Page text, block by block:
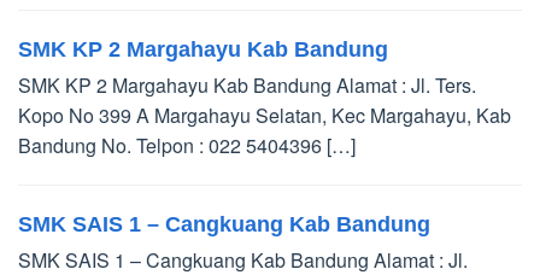
SMK KP 2 Margahayu Kab Bandung
SMK KP 2 Margahayu Kab Bandung Alamat : Jl. Ters.
Kopo No 399 A Margahayu Selatan, Kec Margahayu, Kab
Bandung No. Telpon : 022 5404396 […]
SMK SAIS 1 – Cangkuang Kab Bandung
SMK SAIS 1 – Cangkuang Kab Bandung Alamat : Jl.